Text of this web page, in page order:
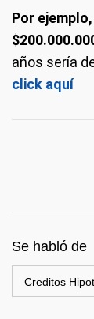
Por
años sería
click aquí
Se habló de
Creditos